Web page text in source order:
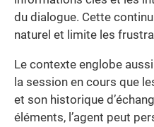
du dialogue. Cette
naturel et limite les
Le contexte englobe
la session en cours que
et son historique
éléments, l’agent peut